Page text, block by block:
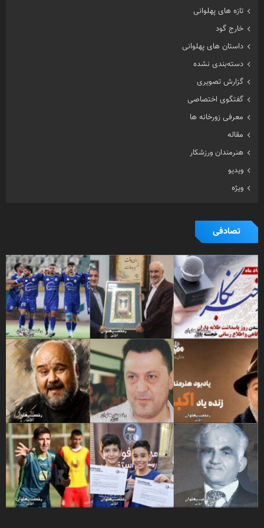
تازه های پهلوانی
خارج گود
داستان های پهلوانی
دسته‌بندی نشده
گزارش تصویری
گفتگوی اختصاصی
معرفی زورخانه ها
مقاله
هنرمندان ورزشکار
ویدیو
ویژه
تصادفی